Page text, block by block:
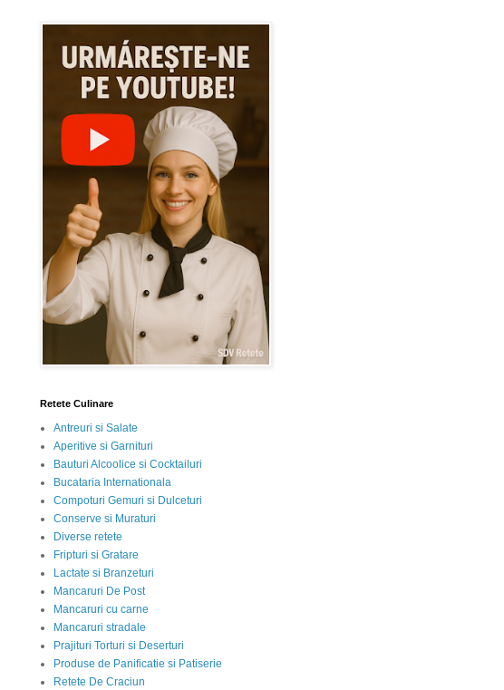
Retete Culinare
Antreuri si Salate
Aperitive si Garnituri
Bauturi Alcoolice si Cocktailuri
Bucataria Internationala
Compoturi Gemuri si Dulceturi
Conserve si Muraturi
Diverse retete
Fripturi si Gratare
Lactate si Branzeturi
Mancaruri De Post
Mancaruri cu carne
Mancaruri stradale
Prajituri Torturi si Deserturi
Produse de Panificatie si Patiserie
Retete De Craciun